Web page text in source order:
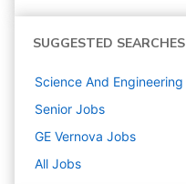
SUGGESTED SEARCHES
Science And Engineering
Senior Jobs
GE Vernova Jobs
All Jobs